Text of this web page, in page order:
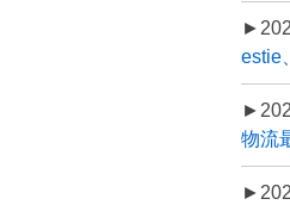
estie
物流